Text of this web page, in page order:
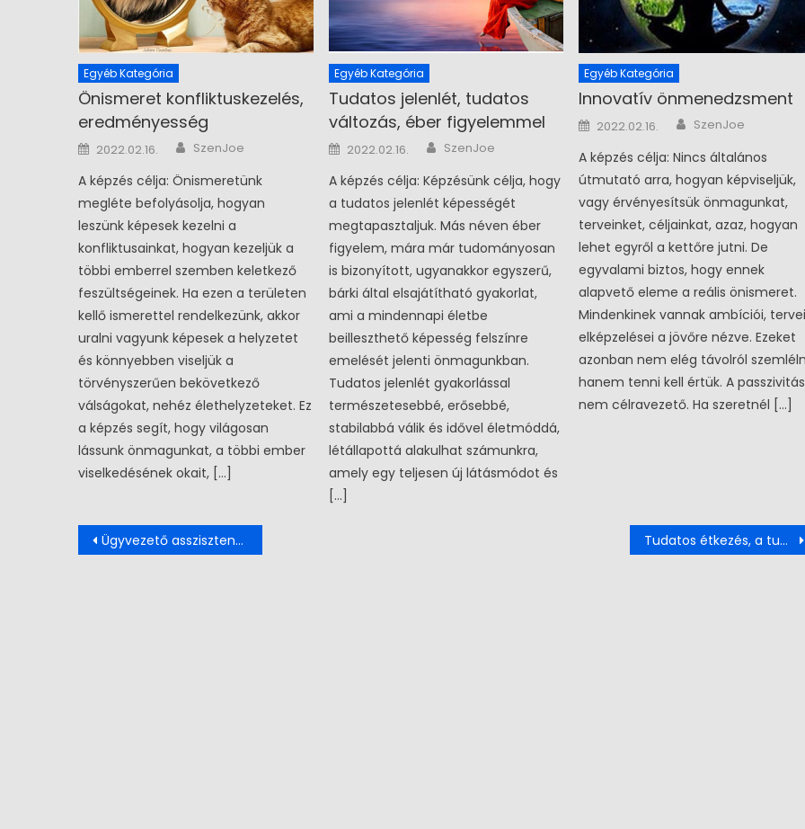
Egyéb Kategória
Önismeret konfliktuskezelés,
eredményesség
Posted on
2022.02.16. Author
SzenJoe
A képzés célja: Önismeretünk
megléte befolyásolja, hogyan
leszünk képesek kezelni a
konfliktusainkat, hogyan kezeljük a
többi emberrel szemben keletkező
feszültségeinek. Ha ezen a területen
kellő ismerettel rendelkezünk, akkor
uralni vagyunk képesek a helyzetet
és könnyebben viseljük a
törvényszerűen bekövetkező
válságokat, nehéz élethelyzeteket. Ez
a képzés segít, hogy világosan
lássunk önmagunkat, a többi ember
viselkedésének okait, […]
Egyéb Kategória
Tudatos jelenlét, tudatos
változás, éber figyelemmel
Posted on
2022.02.16. Author
SzenJoe
A képzés célja: Képzésünk célja, hogy
a tudatos jelenlét képességét
megtapasztaljuk. Más néven éber
figyelem, mára már tudományosan
is bizonyított, ugyanakkor egyszerű,
bárki által elsajátítható gyakorlat,
ami a mindennapi életbe
beilleszthető képesség felszínre
emelését jelenti önmagunkban.
Tudatos jelenlét gyakorlással
természetesebbé, erősebbé,
stabilabbá válik és idővel életmóddá,
létállapottá alakulhat számunkra,
amely egy teljesen új látásmódot és
[…]
Egyéb Kategória
Innovatív önmenedzsment
Posted on
2022.02.16. Author
SzenJoe
A képzés célja: Nincs általános
útmutató arra, hogyan képviseljük,
vagy érvényesítsük önmagun­kat,
terveinket, céljainkat, azaz, hogyan
lehet egyről a kettőre jutni. De
egyvalami biztos, hogy ennek
alapvető eleme a reális önismeret.
Mindenkinek vannak ambíciói,
elképzelései a jövőre nézve. Ezeket
azonban nem elég távolról
hanem tenni kell értük. A passzivitás
nem célravezető. Ha szeretnél […]
Bejegyzés navigáció
Ügyvezető asszisztens/titkárságvezető munkatárs Tudatos étkezés, a tudatos egészség szemlélet kialakításával